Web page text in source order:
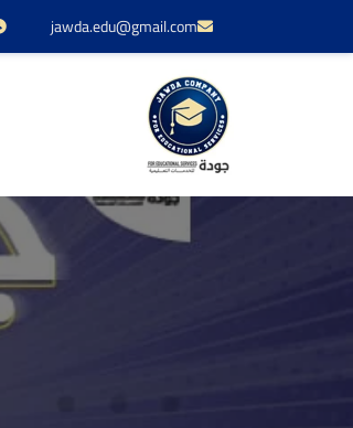
jawda.edu@gmail.com